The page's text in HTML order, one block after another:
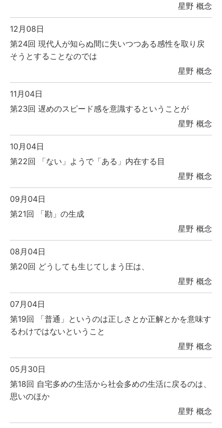
星野 概念
12月08日
第24回 現代人が知らぬ間に失いつつある感性を取り戻
そうとすることなのでは
星野 概念
11月04日
第23回 遅めのスピード感を意識するということが
星野 概念
10月04日
第22回 「ない」ようで「ある」内在する目
星野 概念
09月04日
第21回 「勘」の生成
星野 概念
08月04日
第20回 どうしても生じてしまう圧は、
星野 概念
07月04日
第19回 「普通」というのは正しさとか正解とかを意味す
るわけではないということ
星野 概念
05月30日
第18回 自宅多めの生活から社会多めの生活に戻るのは、
思いのほか
星野 概念